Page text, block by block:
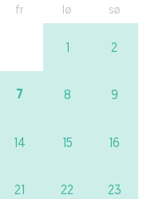
fr lø sø
1 2
7 8 9
14 15 16
21 22 23